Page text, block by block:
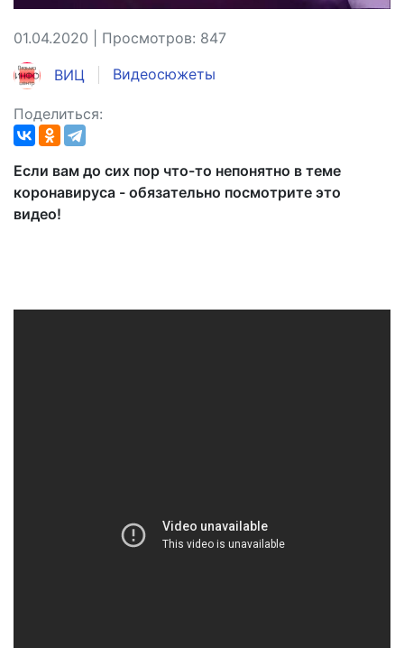
01.04.2020 | Просмотров: 847
ВИЦ Видеосюжеты
Поделиться:
Если вам до сих пор что-то непонятно в теме
коронавируса - обязательно посмотрите это
видео!